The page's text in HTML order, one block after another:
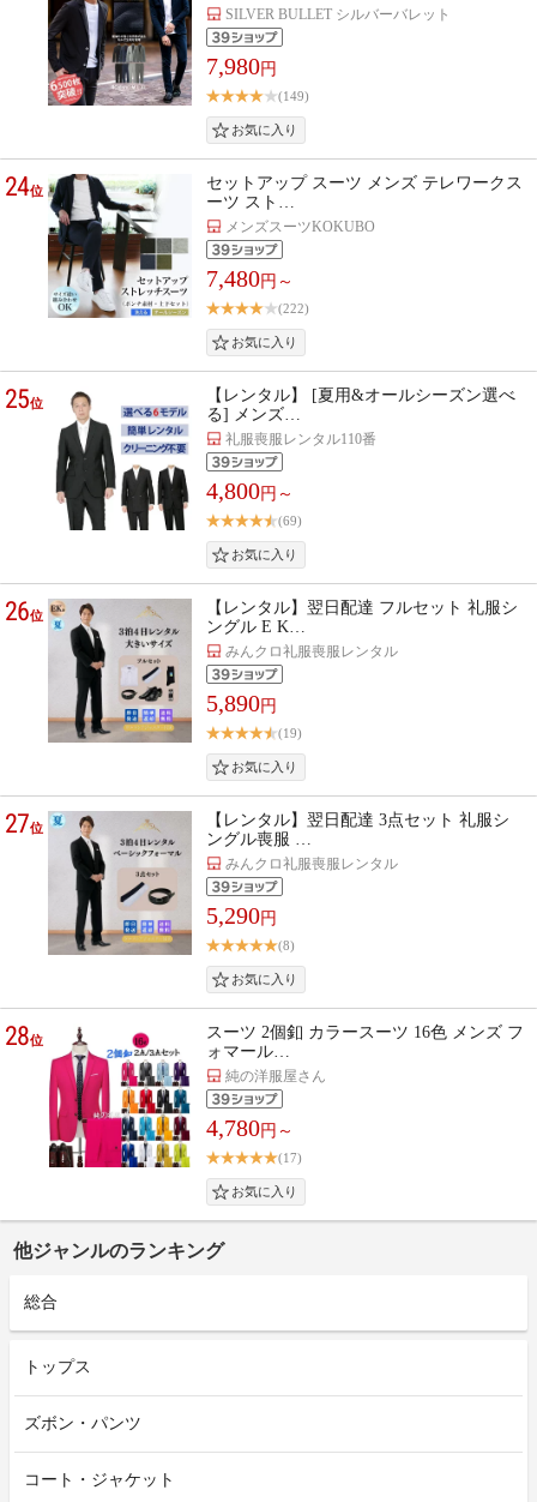
SILVER BULLET シルバーバレット
7,980円
(149)
24位
セットアップ スーツ メンズ テレワークス
ーツ スト…
メンズスーツKOKUBO
7,480円～
(222)
25位
【レンタル】 [夏用&オールシーズン選べ
る] メンズ…
礼服喪服レンタル110番
4,800円～
(69)
26位
【レンタル】翌日配達 フルセット 礼服シ
ングル E K…
みんクロ礼服喪服レンタル
5,890円
(19)
27位
【レンタル】翌日配達 3点セット 礼服シ
ングル喪服 …
みんクロ礼服喪服レンタル
5,290円
(8)
28位
スーツ 2個釦 カラースーツ 16色 メンズ フ
ォマール…
純の洋服屋さん
4,780円～
(17)
他ジャンルのランキング
総合
トップス
ズボン・パンツ
コート・ジャケット